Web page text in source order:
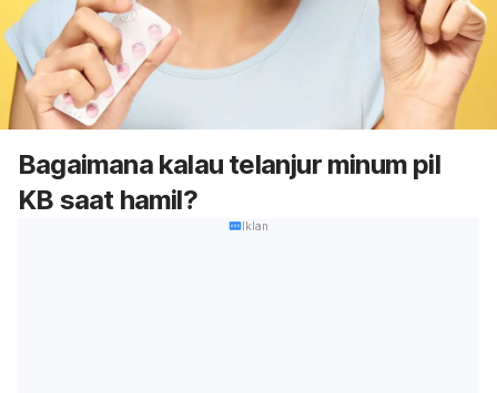
Bagaimana kalau telanjur minum pil
KB saat hamil?
Iklan